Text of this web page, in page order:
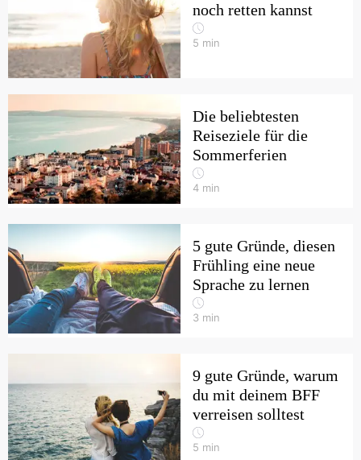
noch retten kannst
5 min
Die beliebtesten
Reiseziele für die
Sommerferien
4 min
5 gute Gründe, diesen
Frühling eine neue
Sprache zu lernen
3 min
9 gute Gründe, warum
du mit deinem BFF
verreisen solltest
5 min